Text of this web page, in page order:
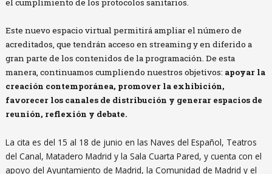
el cumplimiento de los protocolos sanitarios.
Este nuevo espacio virtual permitirá ampliar el número de
acreditados, que tendrán acceso en streaming y en diferido a
gran parte de los contenidos de la programación. De esta
manera, continuamos cumpliendo nuestros objetivos: apoyar la
creación contemporánea, promover la exhibición,
favorecer los canales de distribución y generar espacios de
reunión, reflexión y debate.
La cita es del 15 al 18 de junio en las Naves del Español, Teatros
del Canal, Matadero Madrid y la Sala Cuarta Pared, y cuenta con el
apoyo del Ayuntamiento de Madrid, la Comunidad de Madrid y el